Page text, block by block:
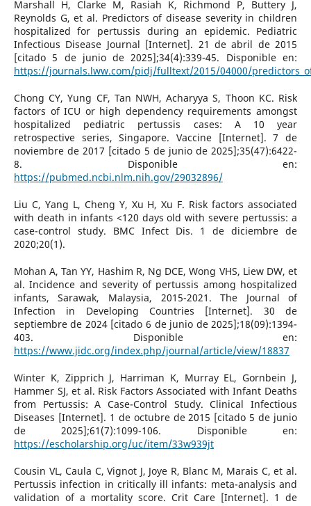
Marshall H, Clarke M, Rasiah K, Richmond P, Buttery J,
Reynolds G, et al. Predictors of disease severity in children
hospitalized for pertussis during an epidemic. Pediatric
Infectious Disease Journal [Internet]. 21 de abril de 2015
[citado 5 de junio de 2025];34(4):339-45. Disponible en:
https://journals.lww.com/pidj/fulltext/2015/04000/
Chong CY, Yung CF, Tan NWH, Acharyya S, Thoon KC. Risk
factors of ICU or high dependency requirements amongst
hospitalized pediatric pertussis cases: A 10 year
retrospective series, Singapore. Vaccine [Internet]. 7 de
noviembre de 2017 [citado 5 de junio de 2025];35(47):6422-
8. Disponible en:
https://pubmed.ncbi.nlm.nih.gov/29032896/
Liu C, Yang L, Cheng Y, Xu H, Xu F. Risk factors associated
with death in infants <120 days old with severe pertussis: a
case-control study. BMC Infect Dis. 1 de diciembre de
2020;20(1).
Mohan A, Tan YY, Hashim R, Ng DCE, Wong VHS, Liew DW, et
al. Incidence and severity of pertussis among hospitalized
infants, Sarawak, Malaysia, 2015-2021. The Journal of
Infection in Developing Countries [Internet]. 30 de
septiembre de 2024 [citado 6 de junio de 2025];18(09):1394-
403. Disponible en:
https://www.jidc.org/index.php/journal/article/view/18837
Winter K, Zipprich J, Harriman K, Murray EL, Gornbein J,
Hammer SJ, et al. Risk Factors Associated with Infant Deaths
from Pertussis: A Case-Control Study. Clinical Infectious
Diseases [Internet]. 1 de octubre de 2015 [citado 5 de junio
de 2025];61(7):1099-106. Disponible en:
https://escholarship.org/uc/item/33w939jt
Cousin VL, Caula C, Vignot J, Joye R, Blanc M, Marais C, et al.
Pertussis infection in critically ill infants: meta-analysis and
validation of a mortality score. Crit Care [Internet]. 1 de